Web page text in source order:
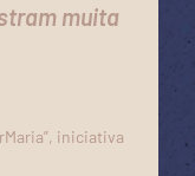
muita
iniciativa